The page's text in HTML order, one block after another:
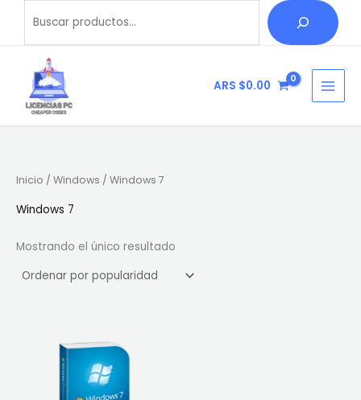
contenido
ARS $0.00
Inicio / Windows / Windows 7
Windows 7
Mostrando el único resultado